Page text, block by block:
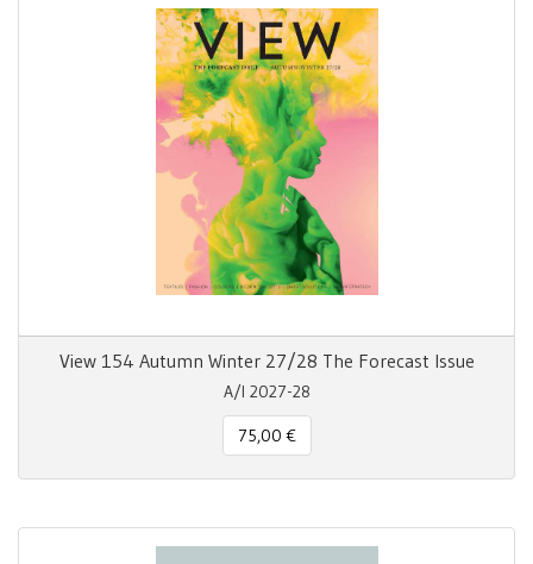
View 154 Autumn Winter 27/28 The Forecast Issue
A/I 2027-28
75,00 €